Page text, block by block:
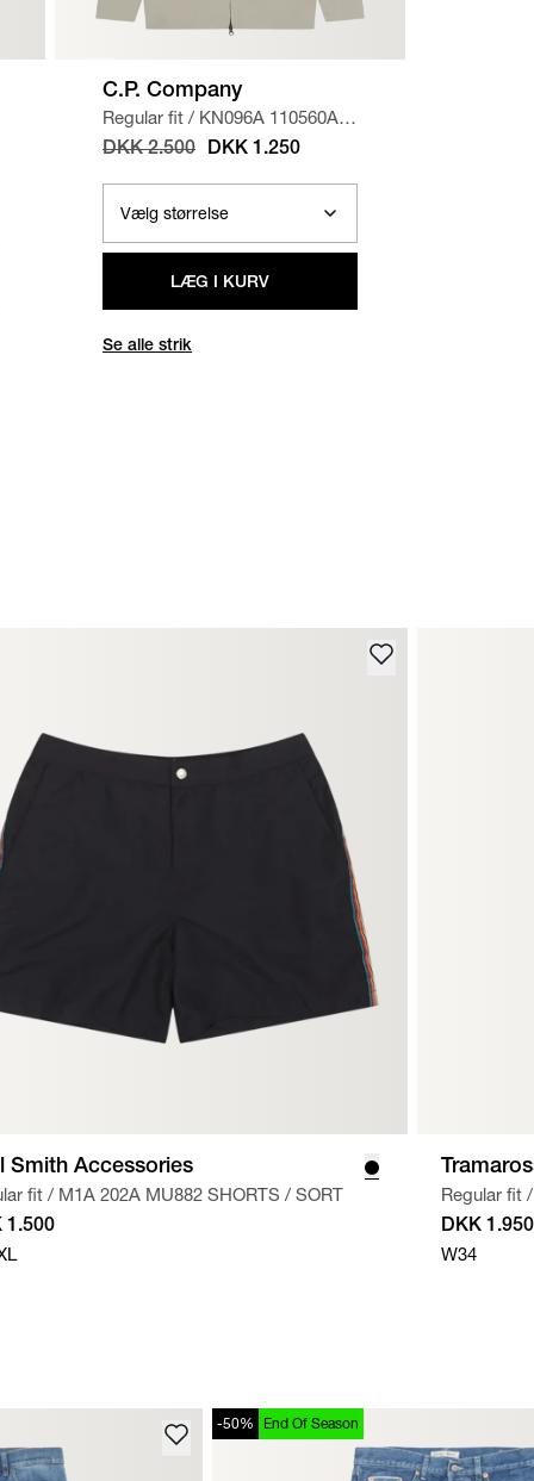
C.P. Company
Regular fit / KN096A 110560A
STRIK
SAND
DKK 2.500 DKK 1.250
LÆG I KURV
Se alle strik
Smith Accessories
fit / M1A 202A MU882 SHORTS / SORT
1.500
Regular fit /
DKK 1.950
W34
-50% End Of Season